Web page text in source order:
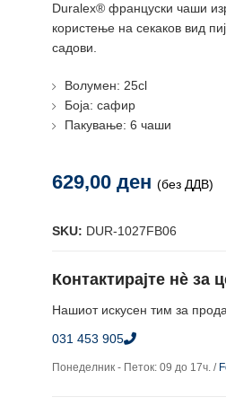
Duralex® француски чаши
користење на секаков вид
садови.
Волумен: 25cl
Боја: сафир
Пакување: 6 чаши
629,00ден (без ДДВ)
SKU: DUR-1027FB06
Контактирајте нè за
Нашиот искусен тим за
031 453 905
Понеделник - Петок: 09 до 17ч. /